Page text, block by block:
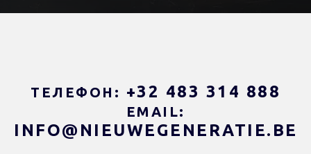
ТЕЛЕФОН: +32 483 314 888
EMAIL:
INFO@NIEUWEGENERATIE.BE